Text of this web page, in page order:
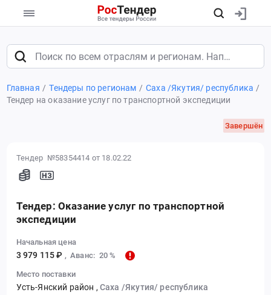
Главная Тендеры по регионам
Саха /Якутия/ республика
Тендер на оказание услуг по транспортной экспедиции
Завершён
Тендер №58354414 от 18.02.22
Тендер: Оказание услуг по транспортной
экспедиции
Начальная цена
3 979 115 ₽ , Аванс: 20 %
Место поставки
Усть-Янский район , Саха /Якутия/ республика